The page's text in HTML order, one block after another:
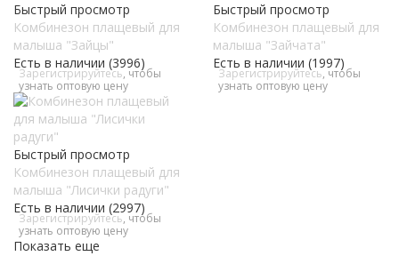
Быстрый просмотр
Комбинезон плащевый для
малыша "Зайцы"
Есть в наличии (3996)
Зарегистрируйтесь, чтобы
узнать оптовую цену
Быстрый просмотр
Комбинезон плащевый для
малыша "Зайчата"
Есть в наличии (1997)
Зарегистрируйтесь, чтобы
узнать оптовую цену
Быстрый просмотр
Комбинезон плащевый для
малыша "Лисички радуги"
Есть в наличии (2997)
Зарегистрируйтесь, чтобы
узнать оптовую цену
Показать еще